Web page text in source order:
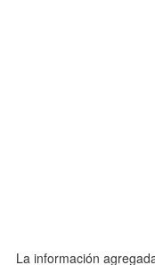
La información